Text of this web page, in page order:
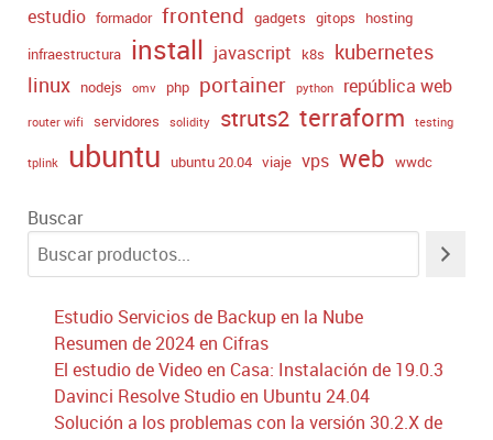
estudio formador frontend gadgets gitops
hosting
infraestructura install javascript k8s
kubernetes
linux nodejs omv php portainer python república web
router wifi servidores solidity struts2 terraform testing
tplink ubuntu ubuntu 20.04 viaje vps web wwdc
Buscar
Estudio Servicios de Backup en la Nube
Resumen de 2024 en Cifras
El estudio de Video en Casa: Instalación de 19.0.3
Davinci Resolve Studio en Ubuntu 24.04
Solución a los problemas con la versión 30.2.X de